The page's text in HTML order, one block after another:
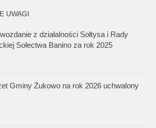
UWAGI
z działalności Sołtysa i Rady
Sołectwa Banino za rok 2025
Gminy Żukowo na rok 2026 uchwalony